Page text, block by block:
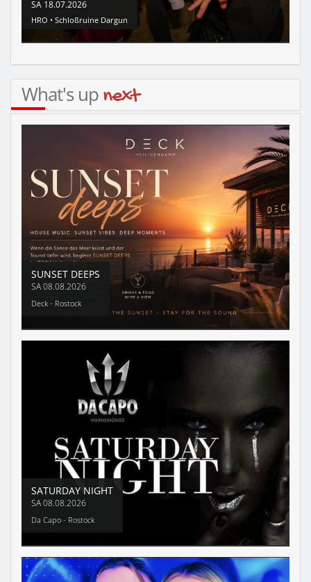
SA 18.07.2026
HRO • Schloßruine Dargun
What's upnext
SUNSET DEEPS
SA08.08.2026
Deck - Rostock
SATURDAY NIGHT
SA08.08.2026
Da Capo - Rostock